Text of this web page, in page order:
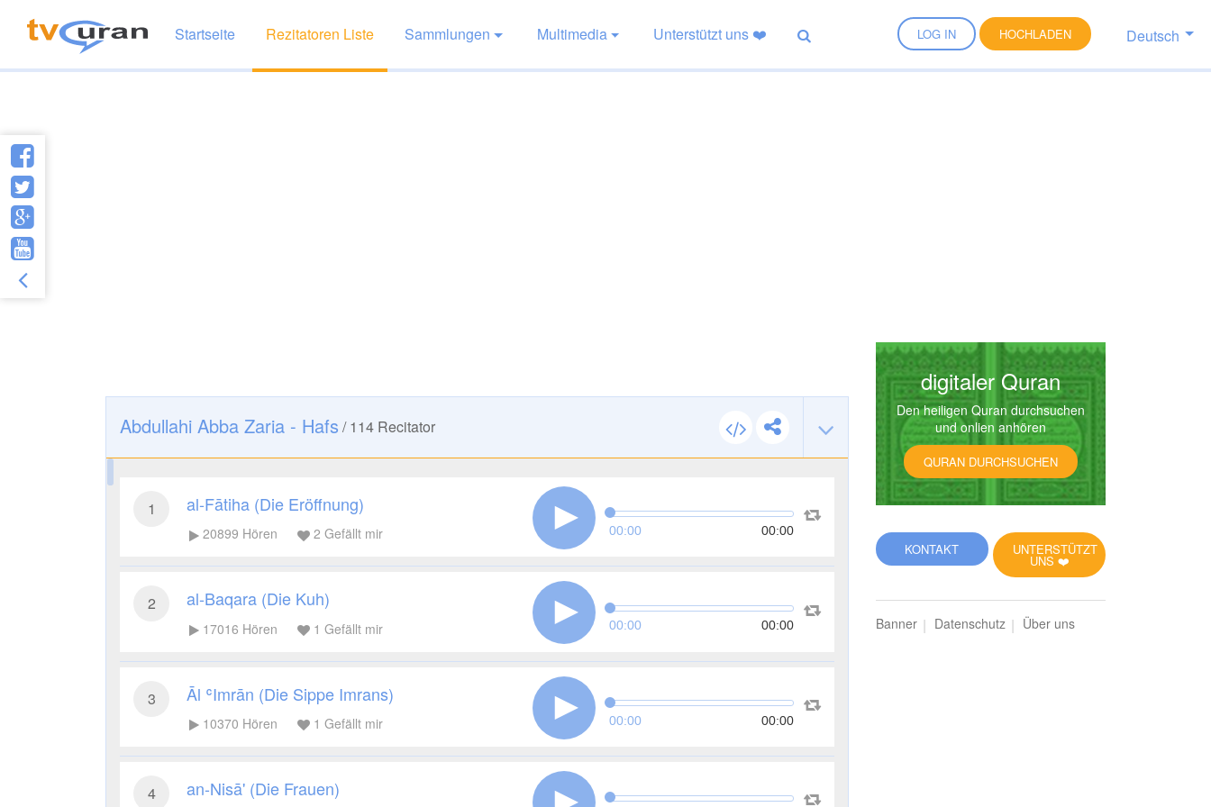
LOG IN HOCHLADEN Deutsch
Startseite Rezitatoren Liste Sammlungen Multimedia Unterstützt uns ❤️
Abdullahi Abba Zaria - Hafs /114 Recitator
1 al-Fātiha (Die Eröffnung)
20899 Hören 2 Gefällt mir 00:00 00:00
2 al-Baqara (Die Kuh)
17016 Hören 1 Gefällt mir 00:00 00:00
3 Āl ʿImrān (Die Sippe Imrans)
10370 Hören 1 Gefällt mir 00:00 00:00
4 an-Nisā' (Die Frauen)
digitaler Quran
Den heiligen Quran durchsuchen
und onlien anhören
QURAN DURCHSUCHEN
UNTERSTÜTZT
UNS ❤️
KONTAKT
Banner Datenschutz Über uns